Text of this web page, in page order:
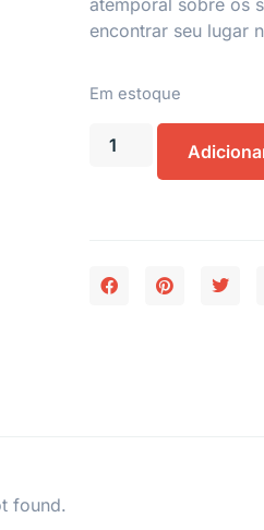
encontrar seu lugar
Em estoque
found.